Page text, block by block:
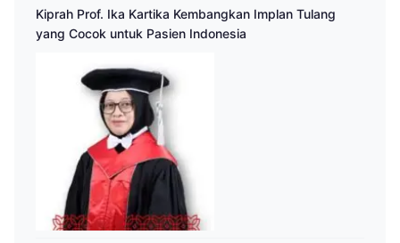
Kiprah Prof. Ika Kartika Kembangkan Implan Tulang
yang Cocok untuk Pasien Indonesia